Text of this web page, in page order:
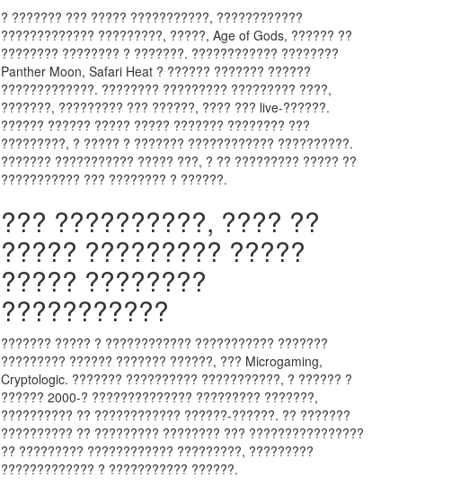
? ??????? ??? ????? ???????????, ????????????
????????????? ?????????, ?????, Age of Gods, ?????? ??
???????? ???????? ? ???????. ???????????? ????????
Panther Moon, Safari Heat ? ?????? ??????? ??????
?????????????. ???????? ????????? ????????? ????,
???????, ????????? ??? ??????, ???? ??? live-??????.
?????? ?????? ????? ????? ??????? ???????? ???
?????????, ? ????? ? ??????? ???????????? ??????????.
??????? ??????????? ????? ???, ? ?? ????????? ????? ??
??????????? ??? ???????? ? ??????.
??? ??????????, ???? ??
????? ????????? ?????
????? ????????
???????????
??????? ????? ? ???????????? ??????????? ???????
????????? ?????? ??????? ??????, ??? Microgaming,
Cryptologic. ??????? ?????????? ???????????, ? ?????? ?
?????? 2000-? ?????????????? ????????? ???????,
?????????? ?? ???????????? ??????-??????. ?? ???????
?????????? ?? ????????? ???????? ??? ????????????????
?? ????????? ???????????? ?????????, ?????????
????????????? ? ??????????? ??????.